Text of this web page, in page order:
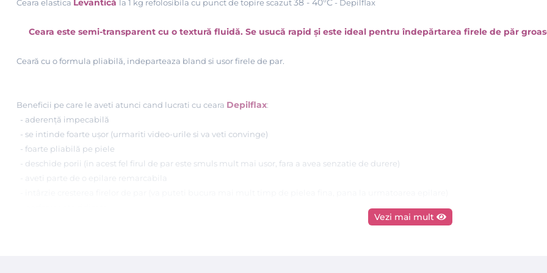
Ceara elastica Levantică la 1 kg refolosibila cu punct de topire scazut38 - 40°C- Depilflax
Ceara este semi-transparent cu o textură fluidă. Se usucă rapid și este ideal pentru îndepărtarea firele de păr
Ceară cu o formula pliabilă, indeparteaza bland si usor firele de par.
Beneficii pe care le aveti atunci cand lucrati cu ceara Depilflax:
- aderență impecabilă
- se intinde foarte ușor (urmariti video-urile si va veti convinge)
- foarte pliabilă pe piele
- deschide porii (in acest fel firul de par este smuls mult mai usor, fara a avea senzatie de durere)
- aveti parte de o epilare remarcabila
Vezi mai mult